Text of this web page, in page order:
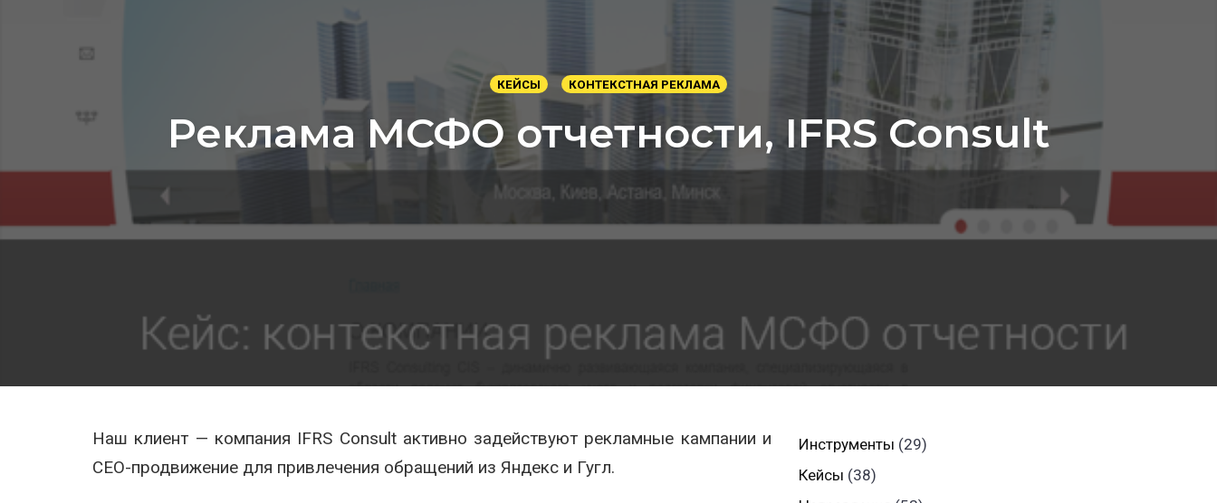
КЕЙСЫ КОНТЕКСТНАЯ РЕКЛАМА
Реклама МСФО отчетности, IFRS Consult
Наш клиент — компания IFRS Consult активно задействуют рекламные кампании и
CEO-продвижение для привлечения обращений из Яндекс и Гугл.
Инструменты (29)
Кейсы (38)